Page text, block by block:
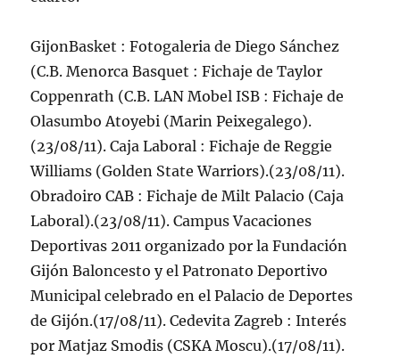
GijonBasket : Fotogaleria de Diego Sánchez
(C.B. Menorca Basquet : Fichaje de Taylor
Coppenrath (C.B. LAN Mobel ISB : Fichaje de
Olasumbo Atoyebi (Marin Peixegalego).
(23/08/11). Caja Laboral : Fichaje de Reggie
Williams (Golden State Warriors).(23/08/11).
Obradoiro CAB : Fichaje de Milt Palacio (Caja
Laboral).(23/08/11). Campus Vacaciones
Deportivas 2011 organizado por la Fundación
Gijón Baloncesto y el Patronato Deportivo
Municipal celebrado en el Palacio de Deportes
de Gijón.(17/08/11). Cedevita Zagreb : Interés
por Matjaz Smodis (CSKA Moscu).(17/08/11).